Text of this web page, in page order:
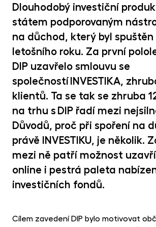
Dlouhodobý investiční
státem podporovaným
na důchod, který byl
letošního roku. Za první
DIP uzavřelo smlouvu se
společností INVESTIKA,
klientů. Ta se tak se zhruba
na trhu s DIP řadí mezi
Důvodů, proč při spoření na
právě INVESTIKU, je několik.
mezi ně patří možnost
online i pestrá paleta
investičních fondů.
Cílem zavedení DIP bylo motivovat